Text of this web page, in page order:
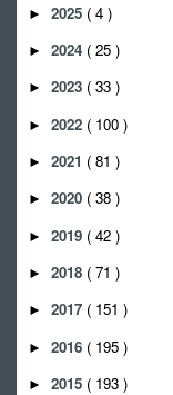
► 2025 ( 4 )
► 2024 ( 25 )
► 2023 ( 33 )
► 2022 ( 100 )
► 2021 ( 81 )
► 2020 ( 38 )
► 2019 ( 42 )
► 2018 ( 71 )
► 2017 ( 151 )
► 2016 ( 195 )
► 2015 ( 193 )